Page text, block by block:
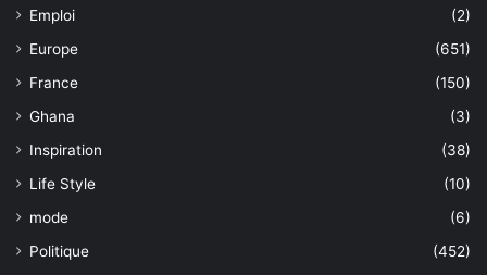
Emploi
(2)
Europe
(651)
France
(150)
Ghana
(3)
Inspiration
(38)
Life Style
(10)
mode
(6)
Politique
(452)